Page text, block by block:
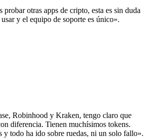
probar otras apps de cripto, esta es sin duda
y el equipo de soporte es único».
Robinhood y Kraken, tengo claro que
diferencia. Tienen muchísimos tokens.
y todo ha ido sobre ruedas, ni un solo fallo».